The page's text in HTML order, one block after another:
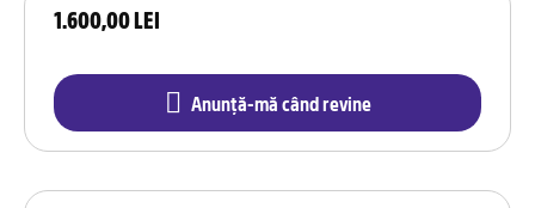
1.600,00 LEI
Anunță-mă când revine